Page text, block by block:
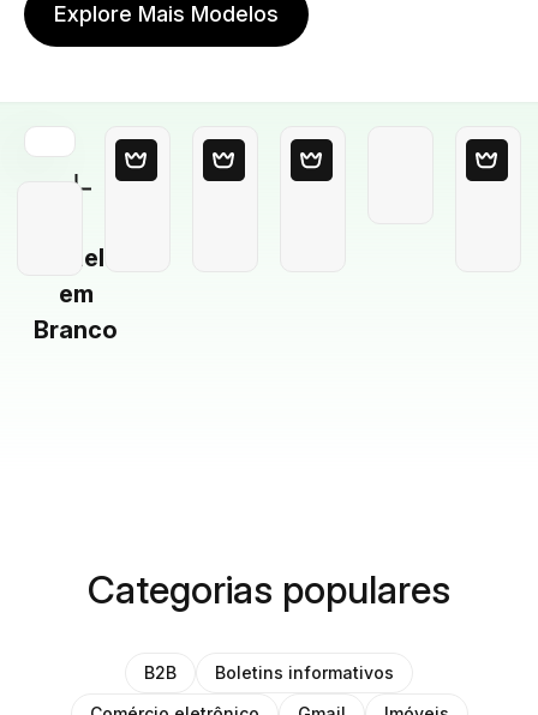
Explore Mais Modelos
Modelo
em
Branco
Categorias populares
B2B
Boletins informativos